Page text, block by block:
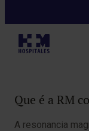
RM
Que é a RM
A resonancia